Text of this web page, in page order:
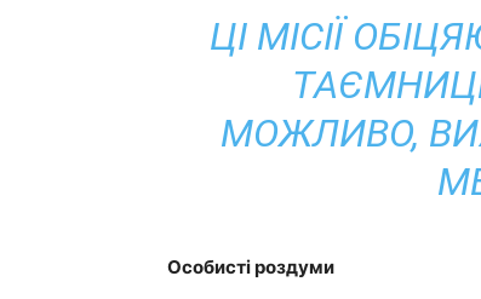
ЦІ МІСІЇ
МОЖЛИВО,
Особисті роздуми